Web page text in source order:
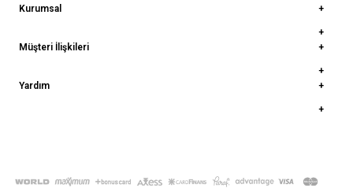
Kurumsal
Müşteri İlişkileri
Yardım